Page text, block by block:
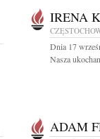
IRENA
Dnia 17
Nasza
ADAM